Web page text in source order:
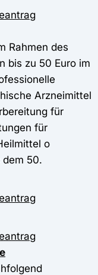
Rahmen des
bis zu 50 Euro im
Arzneimittel
für
für
o
50.